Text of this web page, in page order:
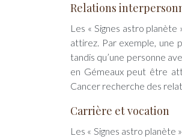
Relations
Les « Signes astro
attirez. Par exemple, une
tandis qu’une personne
en Gémeaux peut être
Cancer recherche des
Carrière et vocation
Les « Signes astro